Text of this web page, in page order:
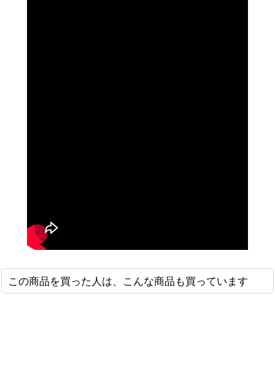
この商品を買った人は、こんな商品も買っています